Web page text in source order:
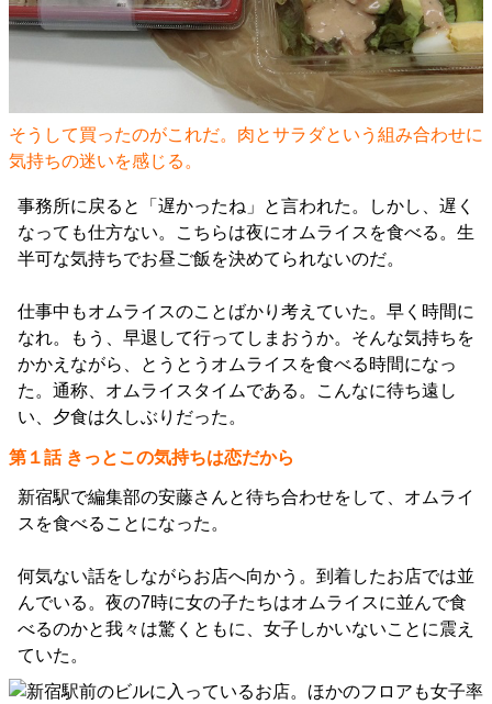
そうして買ったのがこれだ。肉とサラダという組み合わせに
気持ちの迷いを感じる。
事務所に戻ると「遅かったね」と言われた。しかし、遅く
なっても仕方ない。こちらは夜にオムライスを食べる。生
半可な気持ちでお昼ご飯を決めてられないのだ。
仕事中もオムライスのことばかり考えていた。早く時間に
なれ。もう、早退して行ってしまおうか。そんな気持ちを
かかえながら、とうとうオムライスを食べる時間になっ
た。通称、オムライスタイムである。こんなに待ち遠し
い、夕食は久しぶりだった。
第１話 きっとこの気持ちは恋だから
新宿駅で編集部の安藤さんと待ち合わせをして、オムライ
スを食べることになった。
何気ない話をしながらお店へ向かう。到着したお店では並
んでいる。夜の7時に女の子たちはオムライスに並んで食
べるのかと我々は驚くともに、女子しかいないことに震え
ていた。